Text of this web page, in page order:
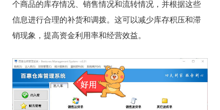
个商品的库存情况、销售情况和流转情况，并根据这些
信息进行合理的补货和调拨。这可以减少库存积压和滞
销现象，提高资金利用率和经营效益。